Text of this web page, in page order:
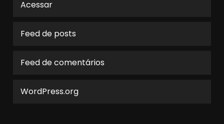
Acessar
Feed de posts
Feed de comentários
WordPress.org